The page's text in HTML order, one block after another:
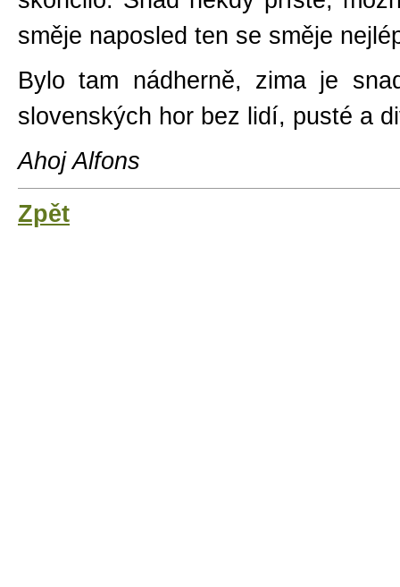
směje naposled ten se směje
Bylo tam nádherně, zima je
slovenských hor bez lidí, pusté a
Ahoj Alfons
Zpět